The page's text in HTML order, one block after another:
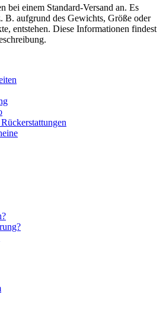
bei einem Standard-Versand an. Es
B. aufgrund des Gewichts, Größe oder
entstehen. Diese Informationen findest